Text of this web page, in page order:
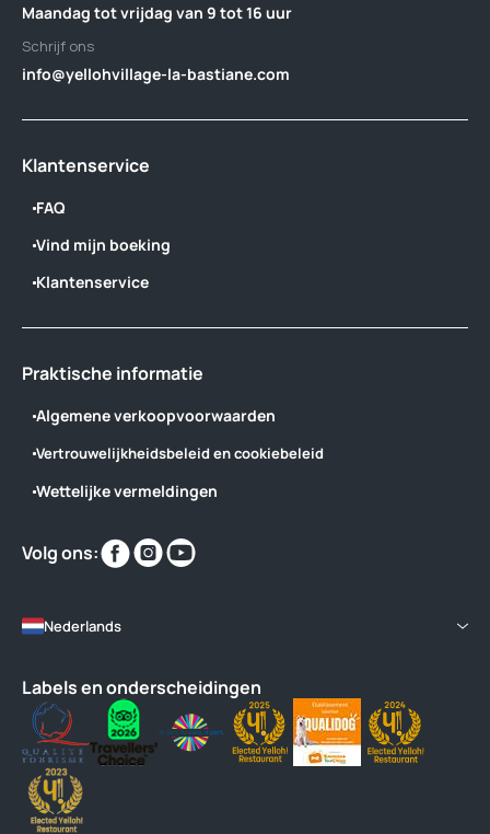
Maandag tot vrijdag van 9 tot 16 uur
Schrijf ons
info@yellohvillage-la-bastiane.com
Klantenservice
FAQ
Vind mijn boeking
Klantenservice
Praktische informatie
Algemene verkoopvoorwaarden
Vertrouwelijkheidsbeleid en cookiebeleid
Wettelijke vermeldingen
Volg ons:
Vind
ons
Vind
ons
Nederlands
Labels en onderscheidingen